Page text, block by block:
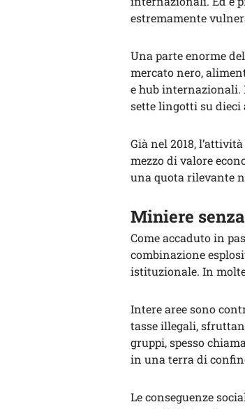
estremamente
Una parte enorme
mercato nero,
e hub internazionali.
sette lingotti su dieci
Già nel 2018,
mezzo di valore
una quota rilevante
Miniere
Come accaduto in
combinazione
istituzionale. In
Intere aree sono
tasse illegali,
gruppi, spesso
in una terra di
Le conseguenze